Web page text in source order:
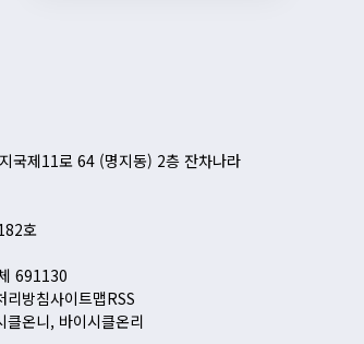
국제11로 64 (명지동) 2층 잔차나라
호
691130
리방침사이트맵RSS
온니, 바이시클온리